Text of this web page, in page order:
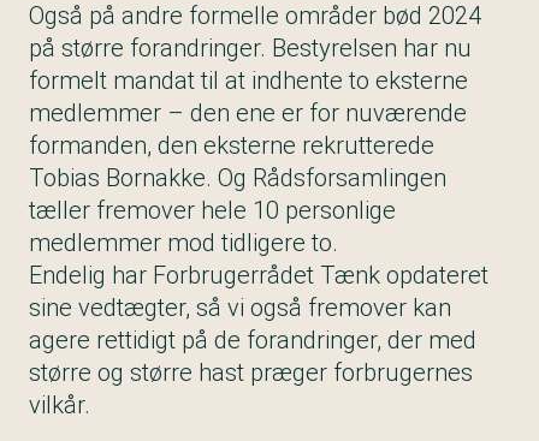
Også på andre formelle områder bød 2024
på større forandringer. Bestyrelsen har nu
formelt mandat til at indhente to eksterne
medlemmer – den ene er for nuværende
formanden, den eksterne rekrutterede
Tobias Bornakke. Og Rådsforsamlingen
tæller fremover hele 10 personlige
medlemmer mod tidligere to.
Endelig har Forbrugerrådet Tænk opdateret
sine vedtægter, så vi også fremover kan
agere rettidigt på de forandringer, der med
større og større hast præger forbrugernes
vilkår.